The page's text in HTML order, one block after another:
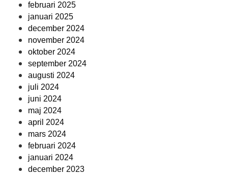
februari 2025
januari 2025
december 2024
november 2024
oktober 2024
september 2024
augusti 2024
juli 2024
juni 2024
maj 2024
april 2024
mars 2024
februari 2024
januari 2024
december 2023